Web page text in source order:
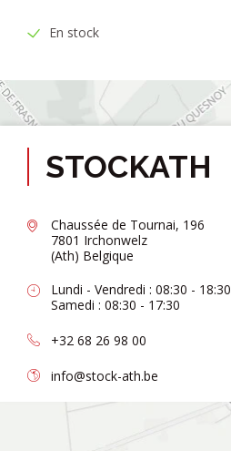
En stock
STOCKATH
Chaussée de Tournai, 196
7801 Irchonwelz
(Ath) Belgique
Lundi - Vendredi : 08:30 - 18:30
Samedi : 08:30 - 17:30
+32 68 26 98 00
info@stock-ath.be